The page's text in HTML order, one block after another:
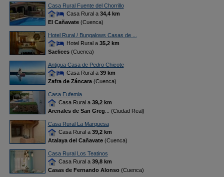
Casa Rural Fuente del Chorrillo
Casa Rural a 34,4 km
El Cañavate(Cuenca)
Hotel Rural / Bungalows Casas de ...
Hotel Rural a 35,2 km
Saelices(Cuenca)
Antigua Casa de Pedro Chicote
Casa Rural a 39 km
Zafra de Záncara(Cuenca)
Casa Eufemia
Casa Rural a 39,2 km
Arenales de San Greg ... (Ciudad Real)
Casa Rural La Marquesa
Casa Rural a 39,2 km
Atalaya del Cañavate(Cuenca)
Casa Rural Los Teatinos
Casa Rural a 39,8 km
Casas de Fernando Alonso(Cuenca)